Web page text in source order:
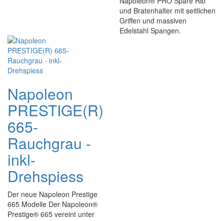
und Bratenhalter mit seitlichen
Griffen und massiven
Edelstahl Spangen.
Napoleon
PRESTIGE(R)
665-
Rauchgrau -
inkl-
Drehspiess
Der neue Napoleon Prestige
665 Modelle Der Napoleon®
Prestige® 665 vereint unter